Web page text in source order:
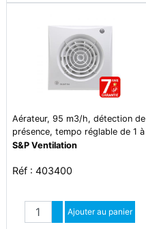
Aérateur, 95 m3/h, détection de
présence, tempo réglable de 1 à
30 mn, d 100 mm - silent 100
S&P Ventilation
Réf : 403400
Quantité
Augmenter quantité
Diminuer quantité
Ajouter au panier